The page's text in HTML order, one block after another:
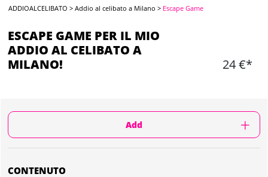
ADDIOALCELIBATO >Addio al celibato a Milano > Escape Game
ESCAPE GAME PER IL MIO
ADDIO AL CELIBATO A
MILANO!
24 €*
Add
CONTENUTO